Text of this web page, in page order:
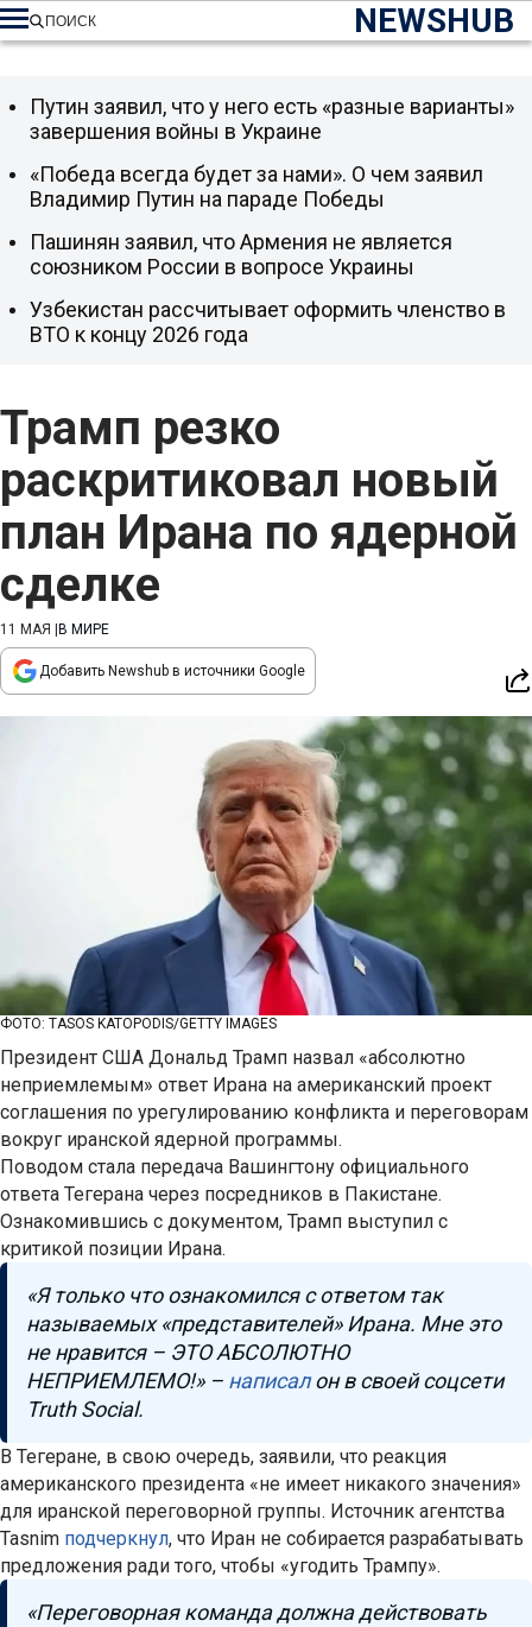
NEWSHUB
ПОИСК
Трамп резко
раскритиковал новый
план Ирана по ядерной
сделке
11 МАЯ В МИРЕ
Добавить Newshub в источники Google
ФОТО: TASOS KATOPODIS/GETTY IMAGES
Президент США Дональд Трамп назвал «абсолютно
неприемлемым» ответ Ирана на американский проект
соглашения по урегулированию конфликта и переговорам
вокруг иранской ядерной программы.
Поводом стала передача Вашингтону официального
ответа Тегерана через посредников в Пакистане.
Ознакомившись с документом, Трамп выступил с
критикой позиции Ирана.
«Я только что ознакомился с ответом так
называемых «представителей» Ирана. Мне это
не нравится – ЭТО АБСОЛЮТНО
НЕПРИЕМЛЕМО!» – написалон в своей соцсети
Truth Social.
В Тегеране, в свою очередь, заявили, что реакция
американского президента «не имеет никакого значения»
для иранской переговорной группы. Источник агентства
Tasnim подчеркнул, что Иран не собирается разрабатывать
предложения ради того, чтобы «угодить Трампу».
«Переговорная команда должна действовать
Путин заявил, что у него есть «разные варианты»
завершения войны в Украине
«Победа всегда будет за нами». О чем заявил
Владимир Путин на параде Победы
Пашинян заявил, что Армения не является
союзником России в вопросе Украины
Узбекистан рассчитывает оформить членство в
ВТО к концу 2026 года